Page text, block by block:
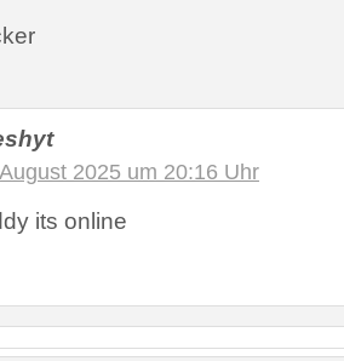
2025 um 20:16 Uhr
its online